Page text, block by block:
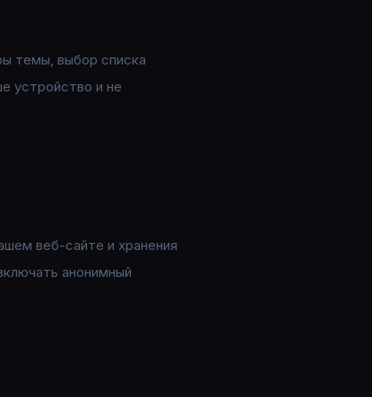
темы, выбор списка
устройство и не
веб-сайте и хранения
анонимный